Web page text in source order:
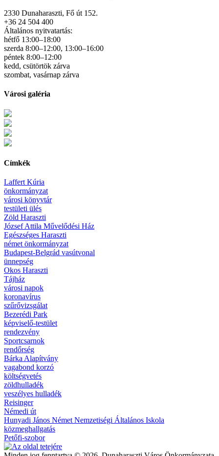
2330 Dunaharaszti, Fő út 152.
+36 24 504 400
Általános nyitvatartás:
hétfő 13:00–18:00
szerda 8:00–12:00, 13:00–16:00
péntek 8:00–12:00
kedd, csütörtök zárva
szombat, vasárnap zárva
Városi galéria
Címkék
Laffert Kúria
önkormányzat
városi könyvtár
testületi ülés
Zöld Haraszti
József Attila Művelődési Ház
Egészséges Haraszti
német önkormányzat
Budapest-Belgrád vasútvonal
ünnepség
Okos Haraszti
Tájház
városi napok
koronavírus
szűrővizsgálat
Bezerédi Park
képviselő-testület
rendezvény
Sportcsarnok
rendőrség
Bárka Alapítvány
vagabond korzó
költségvetés
zöldhulladék
veszélyes hulladék
Reisinger
Némedi út
Hunyadi János Német Nemzetiségi Általános Iskola
közmeghallgatás
Petőfi-szobor